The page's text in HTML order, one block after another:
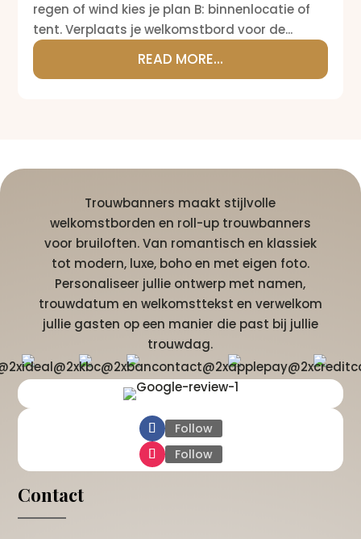
regen of wind kies je plan B: binnenlocatie of
tent. Verplaats je welkomstbord voor de...
READ MORE...
Trouwbanners maakt stijlvolle
welkomstborden en roll-up trouwbanners
voor bruiloften. Van romantisch en klassiek
tot modern, luxe, boho en met eigen foto.
Personaliseer jullie ontwerp met namen,
trouwdatum en welkomsttekst en verwelkom
jullie gasten op een manier die past bij jullie
trouwdag.
Follow
Follow
Contact